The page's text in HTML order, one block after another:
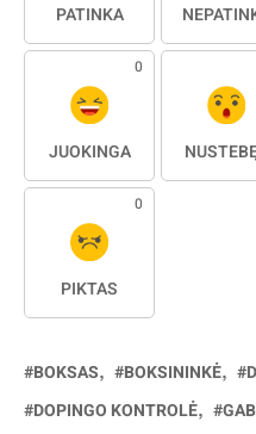
PATINKA
0
JUOKINGA
0
PIKTAS
BOKSAS BOKSININKĖ
DOPINGO KONTROLĖ